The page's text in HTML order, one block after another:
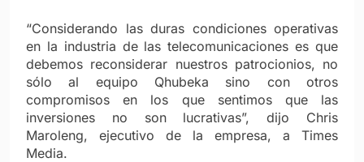
“Considerando las duras condiciones operativas
en la industria de las telecomunicaciones es que
debemos reconsiderar nuestros patrocionios, no
sólo al equipo Qhubeka sino con otros
compromisos en los que sentimos que las
inversiones no son lucrativas”, dijo Chris
Maroleng, ejecutivo de la empresa, a Times
Media.